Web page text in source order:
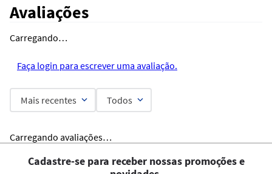
Avaliações
Carregando…
Faça login para escrever uma avaliação.
Mais recentes Todos
Carregando avaliações…
Cadastre-se para receber nossas promoções e